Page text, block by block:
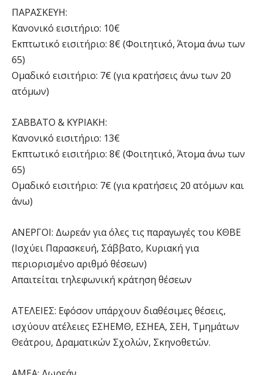
ΠΑΡΑΣΚΕΥΗ:
Κανονικό εισιτήριο: 10€
Εκπτωτικό εισιτήριο: 8€ (Φοιτητικό, Άτομα άνω των
65)
Ομαδικό εισιτήριο: 7€ (για κρατήσεις άνω των 20
ατόμων)
ΣΑΒΒΑΤΟ & ΚΥΡΙΑΚΗ:
Κανονικό εισιτήριο: 13€
Εκπτωτικό εισιτήριο: 8€ (Φοιτητικό, Άτομα άνω των
65)
Ομαδικό εισιτήριο: 7€ (για κρατήσεις 20 ατόμων και
άνω)
ΑΝΕΡΓΟΙ: Δωρεάν για όλες τις παραγωγές του ΚΘΒΕ
(Ισχύει Παρασκευή, Σάββατο, Κυριακή για
περιορισμένο αριθμό θέσεων)
Απαιτείται τηλεφωνική κράτηση θέσεων
ΑΤΕΛΕΙΕΣ: Εφόσον υπάρχουν διαθέσιμες θέσεις,
ισχύουν ατέλειες ΕΣΗΕΜΘ, ΕΣΗΕΑ, ΣΕΗ, Τμημάτων
Θεάτρου, Δραματικών Σχολών, Σκηνοθετών.